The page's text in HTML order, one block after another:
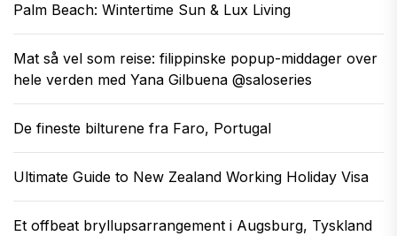
Palm Beach: Wintertime Sun & Lux Living
Mat så vel som reise: filippinske popup-middager over
hele verden med Yana Gilbuena @saloseries
De fineste bilturene fra Faro, Portugal
Ultimate Guide to New Zealand Working Holiday Visa
Et offbeat bryllupsarrangement i Augsburg, Tyskland